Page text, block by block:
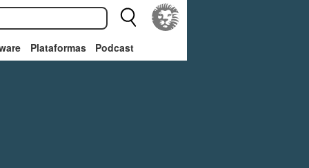
Plataformas Podcast